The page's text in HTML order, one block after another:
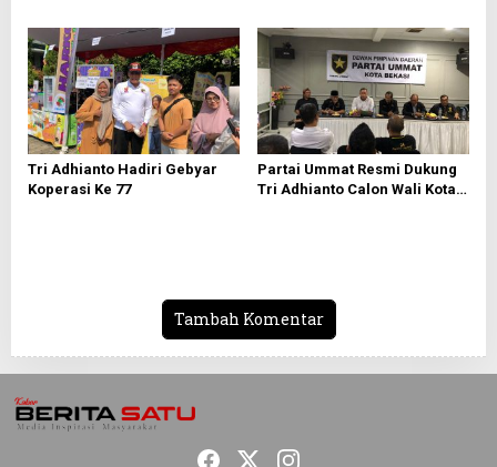
Tri Adhianto Hadiri Gebyar
Koperasi Ke 77
Partai Ummat Resmi Dukung
Tri Adhianto Calon Wali Kota
Tambah Komentar